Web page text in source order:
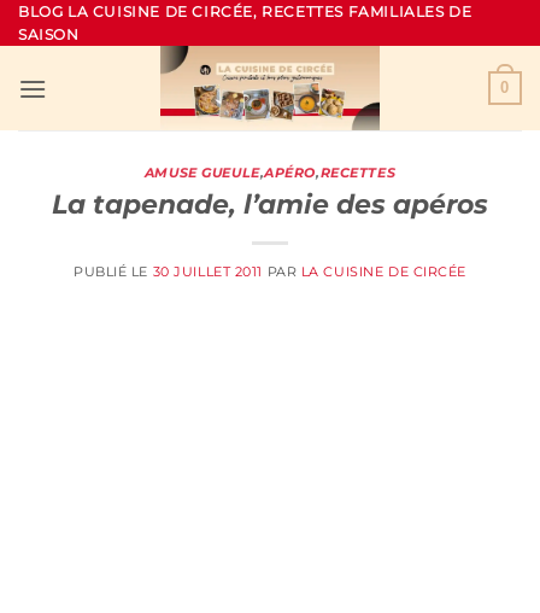
Passer
au
BLOG LA CUISINE DE CIRCÉE, RECETTES FAMILIALES DE
SAISON
0
AMUSE GUEULE,APÉRO,RECETTES
La tapenade, l’amie des apéros
PUBLIÉ LE 30 JUILLET 2011 PAR LA CUISINE DE CIRCÉE